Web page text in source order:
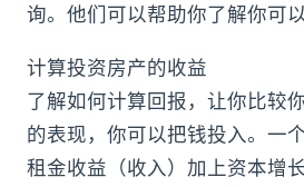
询。他们可以帮助你了解你可
计算投资房产的收益
了解如何计算回报，让你比较
的表现，你可以把钱投入。一
租金收益（收入）加上资本增